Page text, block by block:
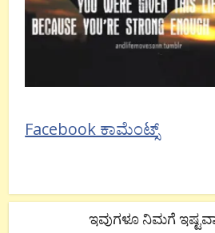
Facebook ಕಾಮೆಂಟ್ಸ್
ಇವುಗಳೂ ನಿಮಗೆ